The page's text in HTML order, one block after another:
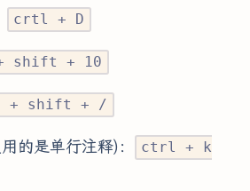
crtl + D
shift + 10
+ shift + /
的是单行注释)：
ctrl + k